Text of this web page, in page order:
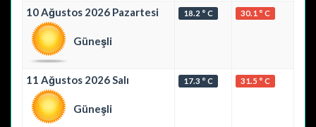
10 Ağustos 2026 Pazartesi
Güneşli
18.2 ° C 30.1 ° C
11 Ağustos 2026 Salı
Güneşli
17.3 ° C 31.5 ° C